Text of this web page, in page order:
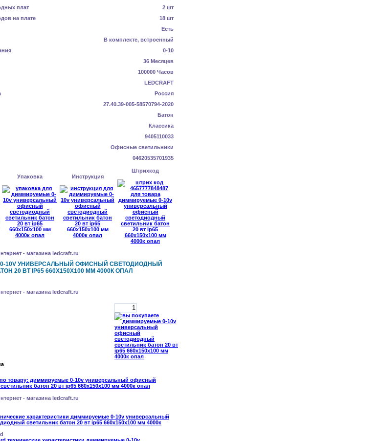
плат
2 шт
на плате
18 шт
Есть
В комплекте, встроенный
0-10
36 Месяцев
100000 Часов
LEDCRAFT
Россия
27.40.39-005-58570794-2020
Батон
Классика
9405110033
Офисные светильники
04620535701935
Упаковка Инструкция
Штрихкод
10V УНИВЕРСАЛЬНЫЙ ОФИСНЫЙ СВЕТОДИОДНЫЙ
20 ВТ IP65 660X150X100 ММ 4000К ОПАЛ